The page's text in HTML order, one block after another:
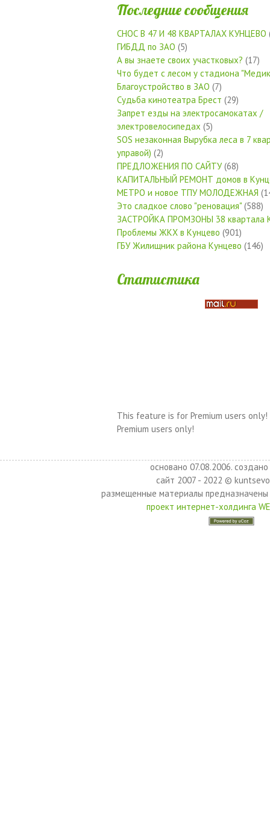
Последние сообщения
СНОС В 47 И 48 КВАРТАЛАХ КУНЦЕВО
ГИБДД по ЗАО (5)
А вы знаете своих участковых? (17)
Что будет с лесом у стадиона
Благоустройство в ЗАО (7)
Судьба кинотеатра Брест (29)
Запрет езды на электросамокатах /
электровелосипедах (5)
SOS незаконная Вырубка леса в 7
управой) (2)
ПРЕДЛОЖЕНИЯ ПО САЙТУ(68)
КАПИТАЛЬНЫЙ РЕМОНТ домов в
МЕТРО и новое ТПУ МОЛОДЕЖНАЯ
Это сладкое слово "реновация" (588)
ЗАСТРОЙКА ПРОМЗОНЫ 38 квартала
Проблемы ЖКХ в Кунцево (901)
ГБУ Жилищник района Кунцево (146)
Статистика
This feature is for Premium users only!
Premium users only!
основано 07.08.2006.
сайт 2007 - 2022 ©
размещенные материалы
проект интернет-холдинга